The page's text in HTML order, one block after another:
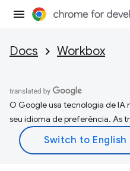
Docs Workbox
O Google usa tecnologia de IA
seu idioma de preferência. As